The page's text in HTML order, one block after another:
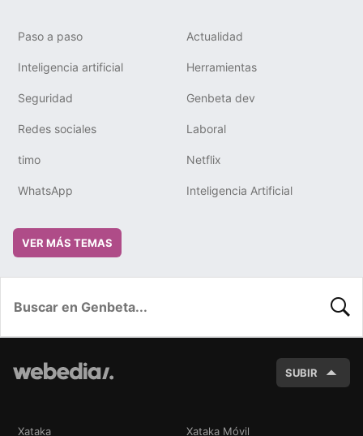
Paso a paso Actualidad
Inteligencia artificial Herramientas
Seguridad Genbeta dev
Redes sociales Laboral
timo Netflix
WhatsApp Inteligencia Artificial
VER MÁS TEMAS
SUBIR
Xataka Xataka Móvil